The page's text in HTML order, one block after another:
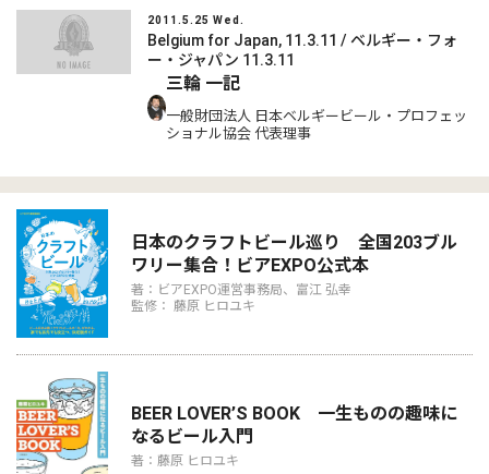
2011.5.25 Wed.
Belgium for Japan, 11.3.11 / ベルギー・フォ
ー・ジャパン 11.3.11
三輪 一記
一般財団法人 日本ベルギービール・プロフェッ
ショナル協会 代表理事
日本のクラフトビール巡り 全国203ブル
ワリー集合！ビアEXPO公式本
著：ビアEXPO運営事務局、富江 弘幸
監修： 藤原 ヒロユキ
BEER LOVER’S BOOK 一生ものの趣味に
なるビール入門
著：藤原 ヒロユキ